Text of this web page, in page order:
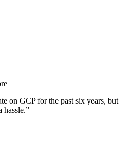
on GCP for the past six years, but
hassle.”